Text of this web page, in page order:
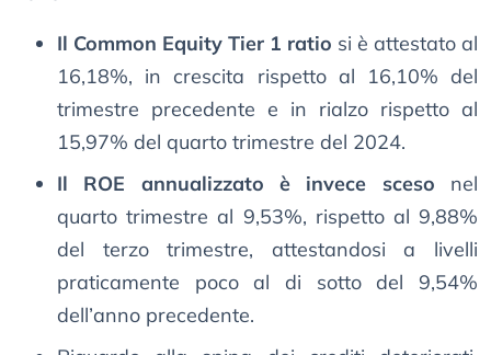
Il Common Equity Tier 1 ratio si è attestato al
16,18%, in crescita rispetto al 16,10% del
trimestre precedente e in rialzo rispetto al
15,97% del quarto trimestre del 2024.
Il ROE annualizzato è invece sceso nel
quarto trimestre al 9,53%, rispetto al 9,88%
del terzo trimestre, attestandosi a livelli
praticamente poco al di sotto del 9,54%
dell’anno precedente.